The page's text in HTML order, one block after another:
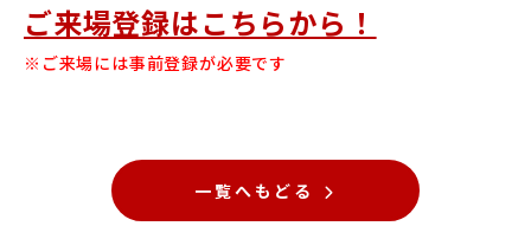
ご来場登録はこちらから！
※ご来場には事前登録が必要です
一覧へもどる